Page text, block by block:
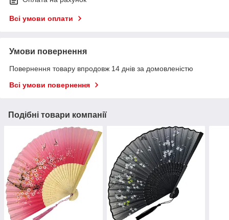
Всі умови оплати
Умови повернення
Повернення товару впродовж 14 днів за домовленістю
Всі умови повернення
Подібні товари компанії